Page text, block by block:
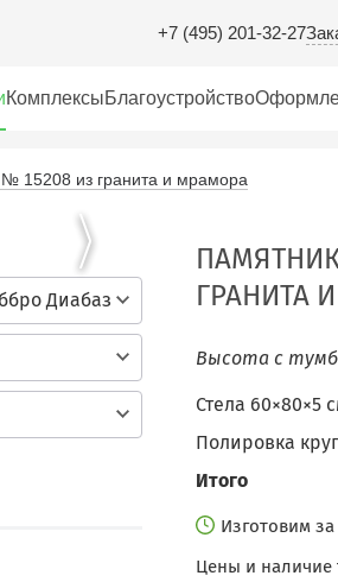
+7 (495) 201-32-27
КомплексыБлагоустройство
15208 из гранита и мрамора
Диабаз
ГРАНИТА
Высота с
Стела 60×80×5
Полировка
Итого
Изготовим
Цены и наличие